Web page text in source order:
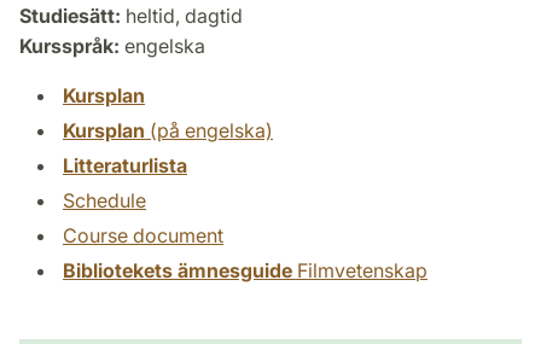
Studiesätt: heltid, dagtid
Kursspråk: engelska
Kursplan
Kursplan (på engelska)
Litteraturlista
Schedule
Course document
Bibliotekets ämnesguide Filmvetenskap